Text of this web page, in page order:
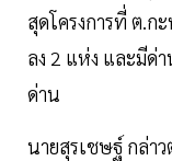
สุดโครงการที่ ต.
ลง 2 แห่ง และมีด่
ด่าน
นายสุรเชษฐ์ กล่า